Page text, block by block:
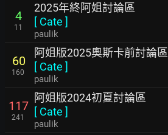
4
11
2025年終阿姐討論區
[ Cate ]
paulik
60
160
阿姐版2025奧斯卡前討論區
[ Cate ]
paulik
117
241
阿姐版2024初夏討論區
[ Cate ]
paulik